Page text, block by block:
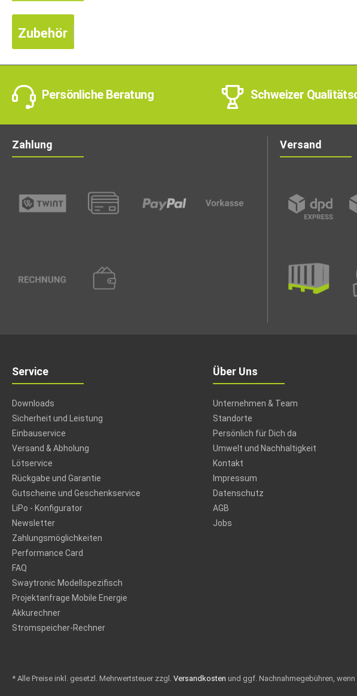
Zubehör
Persönliche Beratung Schweizer
Zahlung Versand
Service
Downloads
Sicherheit und Leistung
Einbauservice
Versand & Abholung
Lötservice
Rückgabe und Garantie
Gutscheine und Geschenkservice
LiPo - Konfigurator
Newsletter
Zahlungsmöglichkeiten
Performance Card
FAQ
Swaytronic Modellspezifisch
Projektanfrage Mobile Energie
Akkurechner
Stromspeicher-Rechner
Über Uns
Unternehmen & Team
Standorte
Persönlich für Dich da
Umwelt und Nachhaltigkeit
Kontakt
Impressum
Datenschutz
AGB
Jobs
* Alle Preise inkl. gesetzl. Mehrwertsteuer zzgl. Versandkosten und ggf. Nachnahmegebühren,